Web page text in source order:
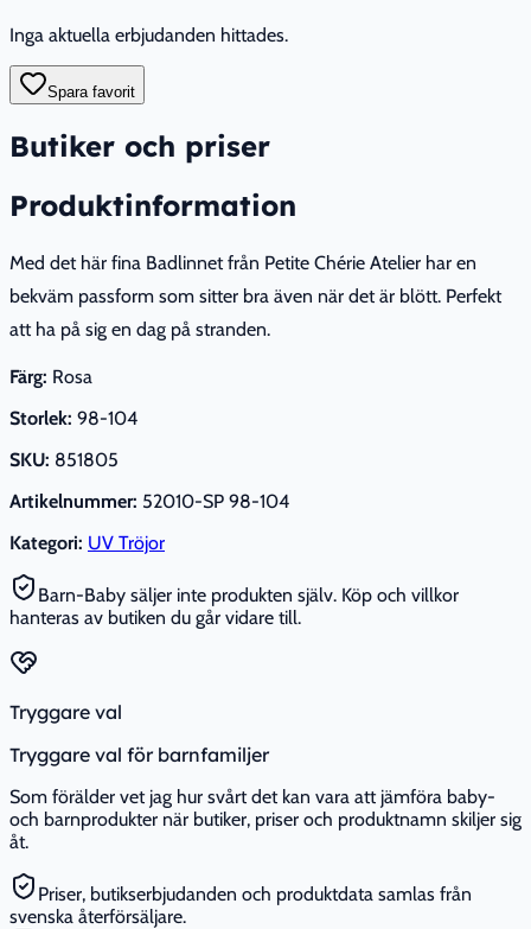
Inga aktuella erbjudanden hittades.
Spara favorit
Butiker och priser
Produktinformation
Med det här fina Badlinnet från Petite Chérie Atelier har en
bekväm passform som sitter bra även när det är blött. Perfekt
att ha på sig en dag på stranden.
Färg: Rosa
Storlek: 98-104
SKU: 851805
Artikelnummer: 52010-SP 98-104
Kategori: UV Tröjor
Barn-Baby säljer inte produkten själv. Köp och villkor
hanteras av butiken du går vidare till.
Tryggare val
Tryggare val för barnfamiljer
Som förälder vet jag hur svårt det kan vara att jämföra baby-
och barnprodukter när butiker, priser och produktnamn skiljer sig
åt.
Priser, butikserbjudanden och produktdata samlas från
svenska återförsäljare.